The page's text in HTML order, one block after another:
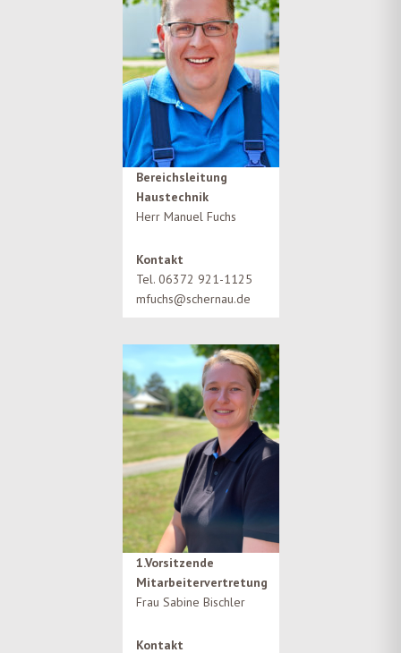
Bereichsleitung
Haustechnik
Herr Manuel Fuchs
Kontakt
Tel. 06372 921-1125
mfuchs@schernau.de
1.Vorsitzende
Mitarbeitervertretung
Frau Sabine Bischler
Kontakt